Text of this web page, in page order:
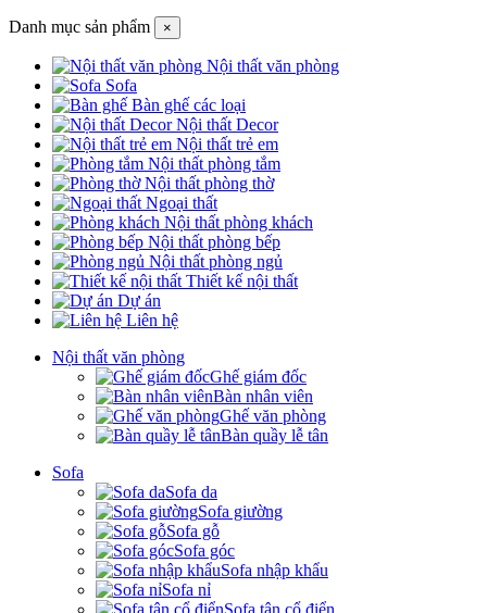
Danh mục sản phẩm ×
Nội thất văn phòng
Sofa
Bàn ghế các loại
Nội thất Decor
Nội thất trẻ em
Nội thất phòng tắm
Nội thất phòng thờ
Ngoại thất
Nội thất phòng khách
Nội thất phòng bếp
Nội thất phòng ngủ
Thiết kế nội thất
Dự án
Liên hệ
Nội thất văn phòng
Ghế giám đốc
Bàn nhân viên
Ghế văn phòng
Bàn quầy lễ tân
Sofa
Sofa da
Sofa giường
Sofa gỗ
Sofa góc
Sofa nhập khẩu
Sofa nỉ